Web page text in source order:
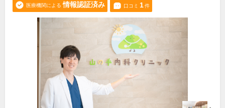
医療機関による 情報認証済み 口コミ 1件